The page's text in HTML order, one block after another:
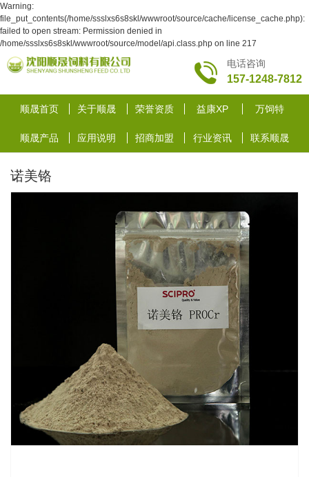
Warning:
file_put_contents(/home/ssslxs6s8skl/wwwroot/source/cache/license_cache.php):
failed to open stream: Permission denied in
/home/ssslxs6s8skl/wwwroot/source/model/api.class.php on line 217
电话咨询
157-1248-7812
顺晟首页 关于顺晟 荣誉资质 益康XP 万饲特
顺晟产品 应用说明 招商加盟 行业资讯 联系顺晟
诺美铬